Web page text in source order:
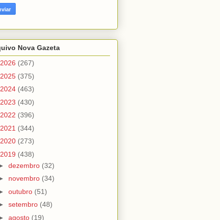
Nova Gazeta
2026 (267)
2025 (375)
2024 (463)
2023 (430)
2022 (396)
2021 (344)
2020 (273)
2019 (438)
dezembro (32)
novembro (34)
outubro (51)
setembro (48)
agosto (19)